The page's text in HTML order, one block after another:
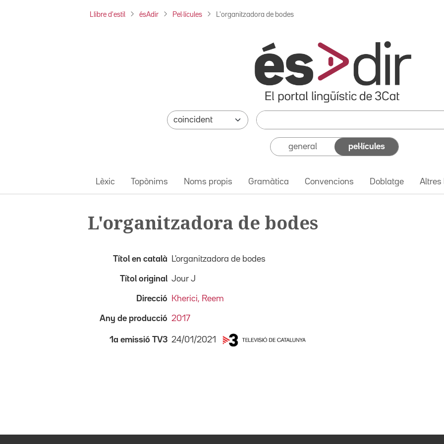
Llibre d'estil ésAdir Pel·lícules L'organitzadora de bodes
general pel·lícules
Lèxic Topònims Noms propis Gramàtica Convencions Doblatge Altres
L'organitzadora de bodes
Títol en català L'organitzadora de bodes
Títol original Jour J
Direcció Kherici, Reem
Any de producció 2017
1a emissió TV3 24/01/2021